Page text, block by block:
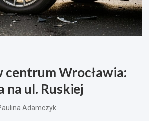
centrum Wrocławia:
na ul. Ruskiej
Adamczyk